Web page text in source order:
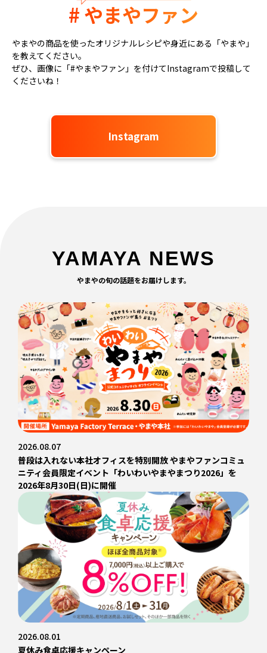
# やまやファン
やまやの商品を使ったオリジナルレシピや身近にある「やまや」
を教えてください。
ぜひ、画像に「#やまやファン」を付けてInstagramで投稿して
くださいね！
Instagram
YAMAYA NEWS
やまやの旬の話題をお届けします。
2026.08.07
普段は入れない本社オフィスを特別開放 やまやファンコミュ
ニティ会員限定イベント「わいわいやまやまつり2026」を
2026年8月30日(日)に開催
2026.08.01
夏休み食卓応援キャンペーン